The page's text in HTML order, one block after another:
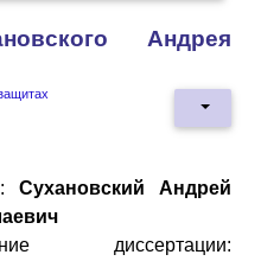
Андрея
Сухановский Андрей
диссертации: